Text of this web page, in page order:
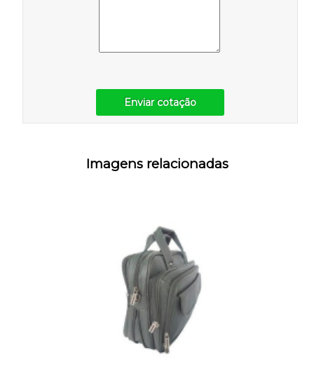
Enviar cotação
Imagens relacionadas